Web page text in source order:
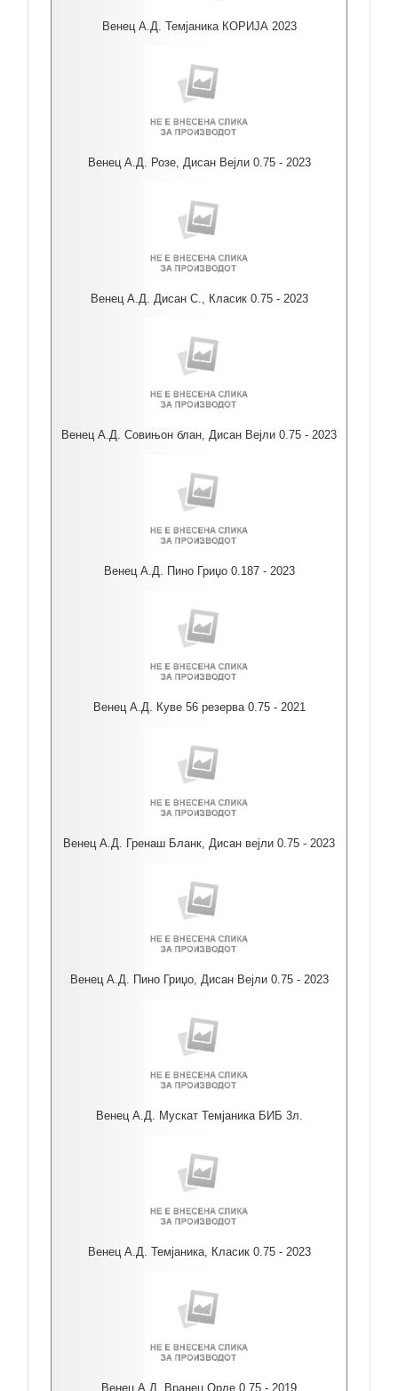
Венец А.Д. Темјаника КОРИЈА 2023
Венец А.Д. Розе, Дисан Вејли 0.75 - 2023
Венец А.Д. Дисан С., Класик 0.75 - 2023
Венец А.Д. Совињон блан, Дисан Вејли 0.75 - 2023
Венец А.Д. Пино Гриџо 0.187 - 2023
Венец А.Д. Куве 56 резерва 0.75 - 2021
Венец А.Д. Гренаш Бланк, Дисан вејли 0.75 - 2023
Венец А.Д. Пино Гриџо, Дисан Вејли 0.75 - 2023
Венец А.Д. Мускат Темјаника БИБ 3л.
Венец А.Д. Темјаника, Класик 0.75 - 2023
Венец А.Д. Вранец Орле 0.75 - 2019